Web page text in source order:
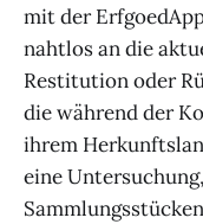
mit der
nahtlos an die
Restitution oder
die während der
ihrem
eine